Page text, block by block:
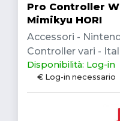
Pro Controller
Mimikyu HORI
Accessori -
Controller vari -
Disponibilità: Log-in
€ Log-in necessario